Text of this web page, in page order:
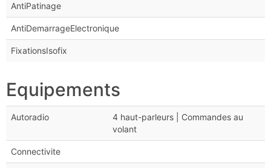
AntiPatinage
AntiDemarrageElectronique
FixationsIsofix
Equipements
Autoradio
4 haut-parleurs | Commandes au
volant
Connectivite